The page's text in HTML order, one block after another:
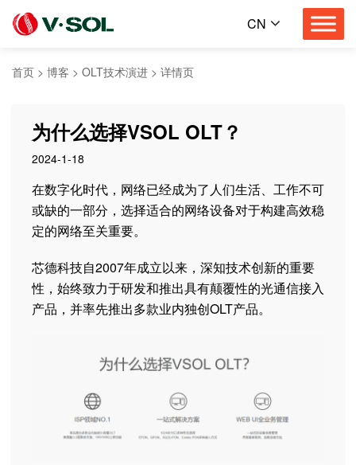
CN
首页 > 博客 > OLT技术演进 > 详情页
为什么选择VSOL OLT？
2024-1-18
在数字化时代，网络已经成为了人们生活、工作不可
或缺的一部分，选择适合的网络设备对于构建高效稳
定的网络至关重要。
芯德科技自2007年成立以来，深知技术创新的重要
性，始终致力于研发和推出具有颠覆性的光通信接入
产品，并率先推出多款业内独创OLT产品。